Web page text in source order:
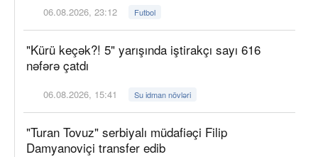
06.08.2026, 23:12 Futbol
"Kürü keçək?! 5" yarışında iştirakçı sayı 616
nəfərə çatdı
06.08.2026, 15:41 Su idman növləri
"Turan Tovuz" serbiyalı müdafiəçi Filip
Damyanoviçi transfer edib